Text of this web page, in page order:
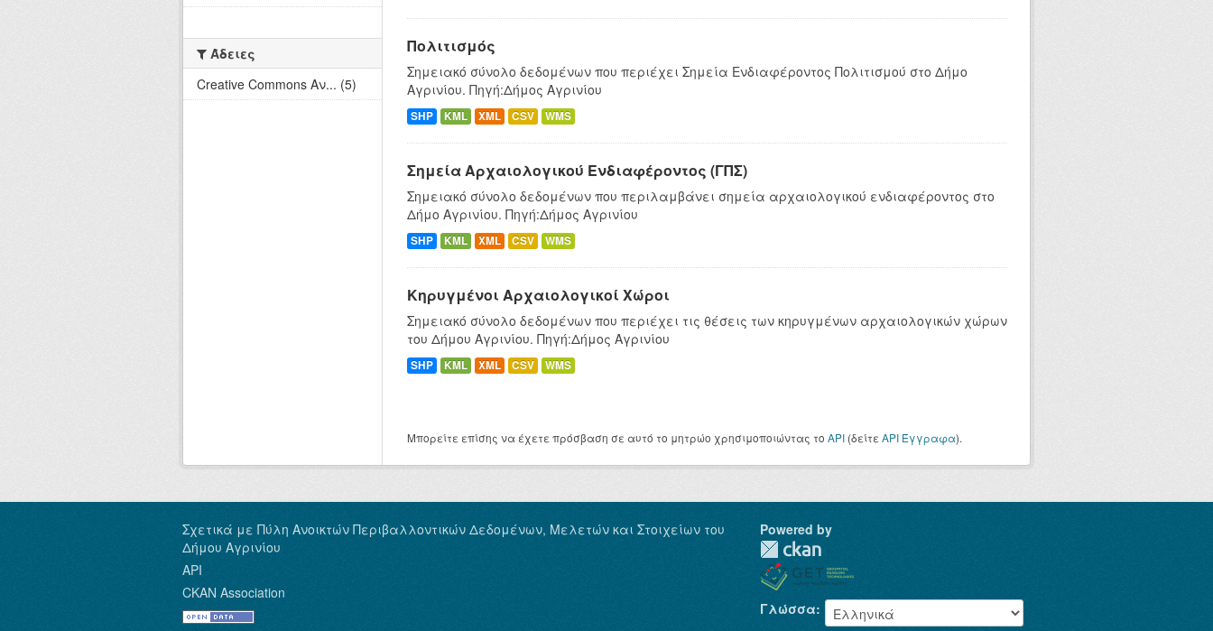
Πολιτισμός
Σημειακό σύνολο δεδομένων που περιέχει Σημεία Ενδιαφέροντος Πολιτισμού στο Δήμο
Αγρινίου. Πηγή:Δήμος Αγρινίου
SHP KML XML CSV WMS
Σημεία Αρχαιολογικού Ενδιαφέροντος (ΓΠΣ)
Σημειακό σύνολο δεδομένων που περιλαμβάνει σημεία αρχαιολογικού ενδιαφέροντος στο
Δήμο Αγρινίου. Πηγή:Δήμος Αγρινίου
SHP KML XML CSV WMS
Κηρυγμένοι Αρχαιολογικοί Χώροι
Σημειακό σύνολο δεδομένων που περιέχει τις θέσεις των κηρυγμένων αρχαιολογικών χώρων
του Δήμου Αγρινίου. Πηγή:Δήμος Αγρινίου
SHP KML XML CSV WMS
Μπορείτε επίσης να έχετε πρόσβαση σε αυτό το μητρώο χρησιμοποιώντας το API (δείτε API Έγγραφα).
Άδειες
Creative Commons Αν... (5)
Σχετικά με Πύλη Ανοικτών Περιβαλλοντικών Δεδομένων, Μελετών και Στοιχείων του
Δήμου Αγρινίου
API
CKAN Association
Powered by
Γλώσσα